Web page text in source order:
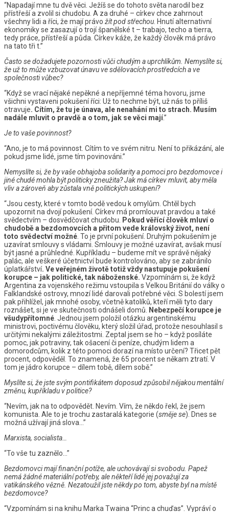
“Napadají mne tu dvě věci. Ježíš se do tohoto světa narodil bez
přístřeší a zvolil si chudobu. A za druhé – církev chce zahrnout
všechny lidi a říci, že mají právo žít pod střechou . Hnutí alternativní
ekonomiky se zasazují o trojí španělské t – trabajo, techo a tierra,
tedy práce, přístřeší a půda. Církev káže, že každý člověk má právo
na tato tři t.”
Často se dožadujete pozornosti vůči chudým a uprchlíkům. Nemyslíte si,
že už to může vzbuzovat únavu ve sdělovacích prostředcích a ve
společnosti vůbec?
“Když se vrací nějaké nepěkné a nepříjemné téma hovoru, jsme
všichni vystaveni pokušení říci: Už to nechme být, už nás to příliš
otravuje. Cítím, že tu je únava, ale nenahání mi to strach. Musím
nadále mluvit o pravdě a o tom, jak se věci mají.”
Je to vaše povinnost?
“Ano, je to má povinnost. Cítím to ve svém nitru. Není to přikázání, ale
pokud jsme lidé, jsme tím povinováni.”
Nemyslíte si, že by vaše obhajoba solidarity a pomoci pro bezdomovce i
jiné chudé mohla být politicky zneužita? Jak má církev mluvit, aby měla
vliv a zároveň aby zůstala vně politických uskupení?
“Jsou cesty, které v tomto bodě vedou k omylům. Chtěl bych
upozornit na dvojí pokušení. Církev má promlouvat pravdou a také
svědectvím – dosvědčovat chudobu. Pokud věřící člověk mluví o
chudobě a bezdomovcích a přitom vede královský život, není
toto svědectví možné . To je první pokušení. Druhým pokušením je
uzavírat smlouvy s vládami. Smlouvy je možné uzavírat, avšak musí
být jasné a průhledné. Kupříkladu – budeme mít ve správě nějaký
palác, ale veškeré účetnictví bude kontrolováno, aby se zabránilo
úplatkářství. Ve veřejném životě totiž vždy nastupuje pokušení
korupce – jak politické, tak náboženské. Vzpomínám si, že když
Argentina za vojenského režimu vstoupila s Velkou Británií do války o
Falklandské ostrovy, mnozí lidé darovali potřebné věci. S bolestí jsem
pak přihlížel, jak mnohé osoby, včetně katolíků, kteří měli tyto dary
roznášet, si je ve skutečnosti odnášeli domů. Nebezpečí korupce je
všudypřítomné . Jednou jsem položil otázku argentinskému
ministrovi, poctivému člověku, který složil úřad, protože nesouhlasil s
určitými nekalými záležitostmi. Zeptal jsem se ho – když posíláte
pomoc, jak potraviny, tak ošacení či peníze, chudým lidem a
domorodcům, kolik z této pomoci dorazí na místo určení? Třicet pět
procent, odpověděl. To znamená, že 65 procent se někam ztratí. V
tom je jádro korupce – dílem tobě, dílem sobě.”
Myslíte si, že jste svým pontifikátem doposud způsobil nějakou mentální
změnu, kupříkladu v politice?
“Nevím, jak na to odpovědět. Nevím. Vím, že někdo řekl, že jsem
komunista. Ale to je trochu zastaralá kategorie (směje se). Dnes se
možná užívají jiná slova…”
Marxista, socialista…
“To vše tu zaznělo…”
Bezdomovci mají finanční potíže, ale uchovávají si svobodu. Papež
nemá žádné materiální potřeby, ale někteří lidé jej považují za
vatikánského vězně. Nezatoužil jste někdy po tom, abyste byl na místě
bezdomovce?
“Vzpomínám si na knihu Marka Twaina “Princ a chuďas”. Vypráví o